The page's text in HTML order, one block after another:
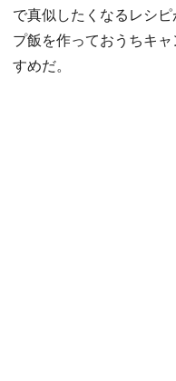
で真似したくなるレシ
プ飯を作っておうちキ
すめだ。